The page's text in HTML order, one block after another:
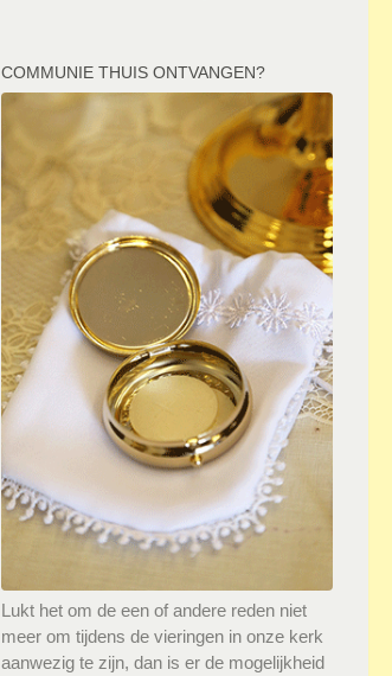
COMMUNIE THUIS ONTVANGEN?
Lukt het om de een of andere reden niet
meer om tijdens de vieringen in onze kerk
aanwezig te zijn, dan is er de mogelijkheid